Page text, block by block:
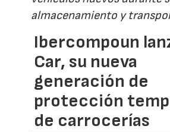
almacenamiento y
Ibercompoun
Car, su nueva
generación de
protección
de carrocerías